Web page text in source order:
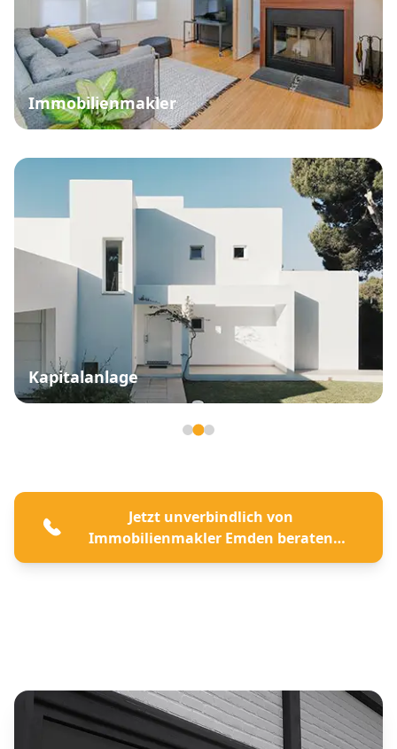
Immobilienmakler
Kapitalanlage
Jetzt unverbindlich von
Immobilienmakler Emden beraten
lassen